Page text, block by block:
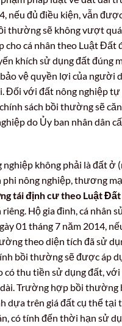
nếu đủ điều kiện, vẫn
thường sẽ không vượt
cho cá nhân theo Luật Đất
khích sử dụng đất đúng
vệ quyền lợi của người
Đối với đất nông nghiệp tự
sách bồi thường sẽ
do Ủy ban nhân dân
không phải là đất ở
nông nghiệp, thương
tái định cư theo Luật Đất
Hộ gia đình, cá nhân
01 tháng 7 năm 2014,
theo diện tích đã sử
bồi thường sẽ được áp
có thu tiền sử dụng đất,
Trường hợp bồi thường
dựa trên giá đất cụ thể tại
có tính đến thời hạn sử